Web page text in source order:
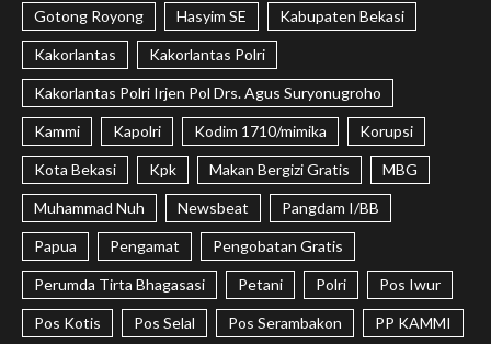
Gotong Royong Hasyim SE Kabupaten Bekasi
Kakorlantas Kakorlantas Polri
Kakorlantas Polri Irjen Pol Drs. Agus Suryonugroho
Kammi Kapolri Kodim 1710/mimika Korupsi
Kota Bekasi Kpk Makan Bergizi Gratis MBG
Muhammad Nuh Newsbeat Pangdam I/BB
Papua Pengamat Pengobatan Gratis
Perumda Tirta Bhagasasi Petani Polri Pos Iwur
Pos Kotis Pos Selal Pos Serambakon PP KAMMI